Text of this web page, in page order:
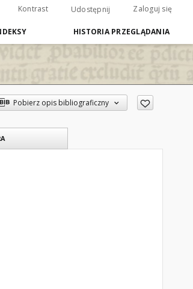
Kontrast Udostępnij Zaloguj się
HISTORIA PRZEGLĄDANIA
Pobierz opis bibliograficzny